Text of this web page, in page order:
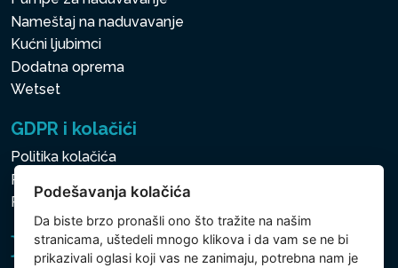
Nameštaj na naduvavanje
Kućni ljubimci
Dodatna oprema
Wetset
GDPR i kolačići
Politika kolačića
Politika zaštite ličnih i drugih obrađivanih podataka
Politika kolačića
Podešavanja kolačića
Da biste brzo pronašli ono što tražite na našim
stranicama, uštedeli mnogo klikova i da vam se ne bi
prikazivali oglasi koji vas ne zanimaju, potrebna nam je